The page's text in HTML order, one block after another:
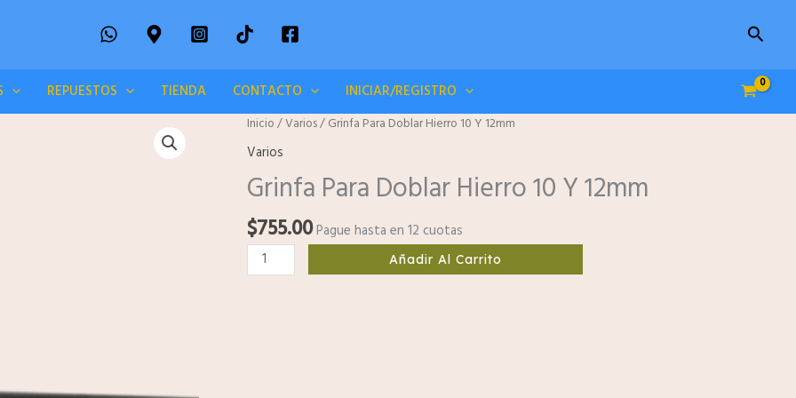
Buscar
REPUESTOS TIENDA CONTACTO INICIAR/REGISTRO
Inicio/Varios/ Grinfa Para Doblar Hierro 10 Y 12mm
Varios
Grinfa Para Doblar Hierro 10 Y 12mm
$755.00Pague hasta en 12 cuotas
Grinfa
Para
Hierro
Y
12mm
cantidad
Añadir Al Carrito